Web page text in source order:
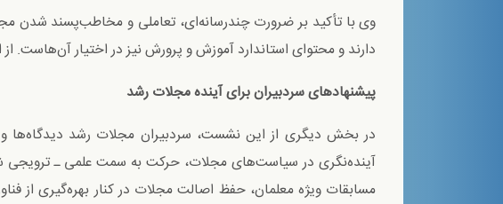
وی با تأکید بر ضرورت چندرسانه‌ای، تعاملی و مخاطب‌پسند شدن
دارند و محتوای استاندارد آموزش و پرورش نیز در اختیار آن‌هاست.
پیشنهادهای سردبیران برای آینده مجلات رشد
در بخش دیگری از این نشست، سردبیران مجلات رشد دیدگاه‌ها و
آینده‌نگری در سیاست‌های مجلات، حرکت به سمت علمی ـ ترویجی
مسابقات ویژه معلمان، حفظ اصالت مجلات در کنار بهره‌گیری از